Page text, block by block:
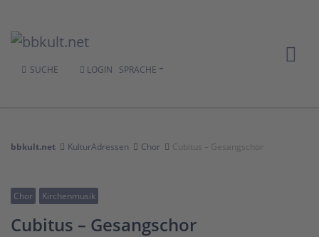
SUCHE LOGIN SPRACHE
bbkult.net KulturAdressen Chor Cubitus – Gesangschor
Chor Kirchenmusik
Cubitus – Gesangschor